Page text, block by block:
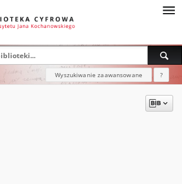
Wyszukiwanie zaawansowane ?